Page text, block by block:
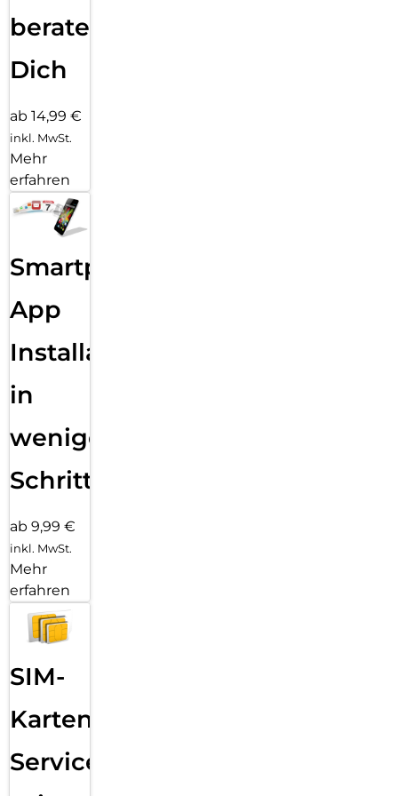
beraten
Dich
ab 14,99 €
inkl. MwSt.
Mehr
erfahren
Smartphone
App
Installation
in
wenigen
Schritten
ab 9,99 €
inkl. MwSt.
Mehr
erfahren
SIM-
Karten
Service: